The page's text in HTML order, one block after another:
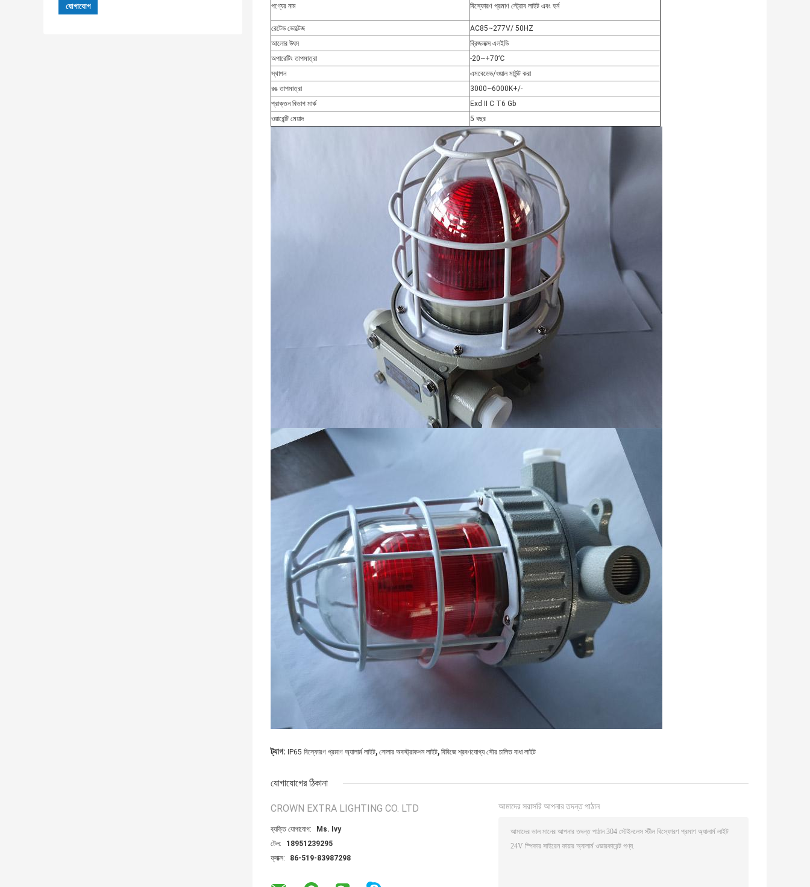
পণ্যের নাম
বিস্ফোরণ প্রমাণ স্ট্রোব লাইট এবং হর্ন
রেটেড ভোল্টেজ
AC85~277V/ 50HZ
আলোর উৎস
ব্রিজলাক্স এলইডি
অপারেটিং তাপমাত্রা
-20~+70℃
স্থাপন
এমবেডেড/ওয়াল মাউন্ট করা
রঙ তাপমাত্রা
3000~6000K+/-
প্রাক্তন বিভাগ মার্ক
Exd II C T6 Gb
ওয়ারেন্টি মেয়াদ
5 বছর
ট্যাগ: IP65 বিস্ফোরণ প্রমাণ অ্যালার্ম লাইট, সোলার অবস্ট্রাকশন লাইট, বিবিজে শ্রবণযোগ্য সৌর চালিত বাধা লাইট
যোগাযোগের ঠিকানা
CROWN EXTRA LIGHTING CO. LTD
ব্যক্তি যোগাযোগ:
Ms. Ivy
টেল:
18951239295
ফ্যাক্স:
86-519-83987298
আমাদের সরাসরি আপনার তদন্ত পাঠান